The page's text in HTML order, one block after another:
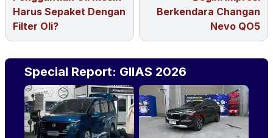
Harus Sepaket Dengan
Filter Oli?
Berkendara Changan
Nevo QO5
Special Report: GIIAS 2026